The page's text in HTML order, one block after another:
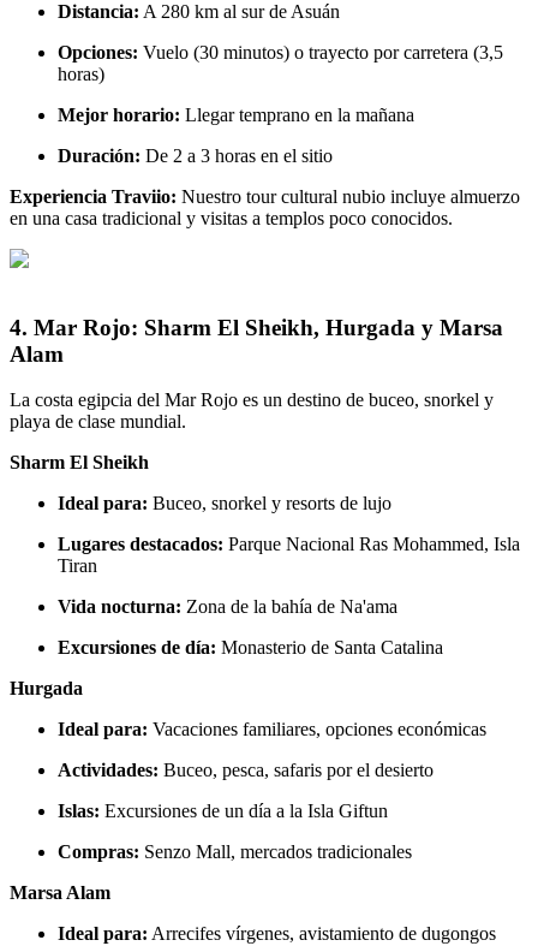
Distancia: A 280 km al sur de Asuán
Opciones: Vuelo (30 minutos) o trayecto por carretera (3,5
horas)
Mejor horario: Llegar temprano en la mañana
Duración: De 2 a 3 horas en el sitio
Experiencia Traviio: Nuestro tour cultural nubio incluye almuerzo
en una casa tradicional y visitas a templos poco conocidos.
4. Mar Rojo: Sharm El Sheikh, Hurgada y Marsa
Alam
La costa egipcia del Mar Rojo es un destino de buceo, snorkel y
playa de clase mundial.
Sharm El Sheikh
Ideal para: Buceo, snorkel y resorts de lujo
Lugares destacados: Parque Nacional Ras Mohammed, Isla
Tiran
Vida nocturna: Zona de la bahía de Na'ama
Excursiones de día: Monasterio de Santa Catalina
Hurgada
Ideal para: Vacaciones familiares, opciones económicas
Actividades: Buceo, pesca, safaris por el desierto
Islas: Excursiones de un día a la Isla Giftun
Compras: Senzo Mall, mercados tradicionales
Marsa Alam
Ideal para: Arrecifes vírgenes, avistamiento de dugongos